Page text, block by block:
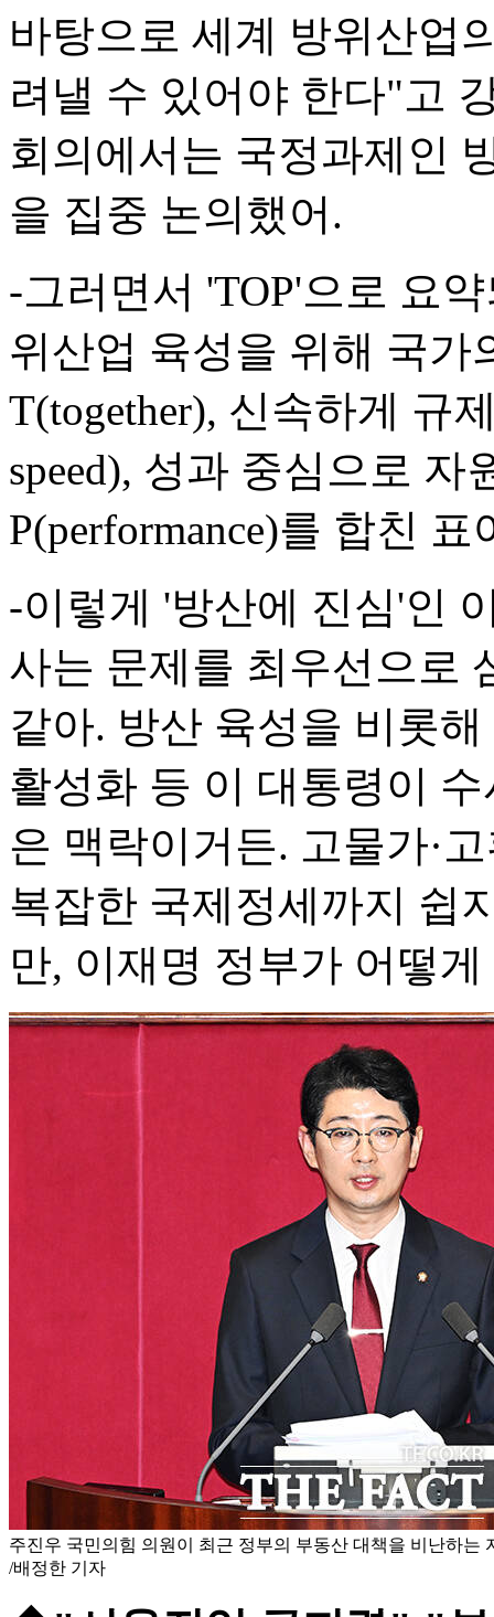
바탕으로 세계 방위산업
려낼 수 있어야 한다"고
회의에서는 국정과제인
을 집중 논의했어.
-그러면서 'TOP'으로 요
위산업 육성을 위해 국가
T(together), 신속하게 규
speed), 성과 중심으로
P(performance)를 합친
-이렇게 '방산에 진심'인
사는 문제를 최우선으로
같아. 방산 육성을 비롯
활성화 등 이 대통령이
은 맥락이거든. 고물가·
복잡한 국제정세까지 쉽
만, 이재명 정부가 어떻
주진우 국민의힘 의원이 최근 정부의 부동산 대책을 비난하는
/배정한 기자